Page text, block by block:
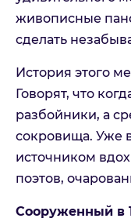
живописные
сделать
История этого
Говорят, что
разбойники, а
сокровища. Уже
источником
поэтов,
Сооруженный в